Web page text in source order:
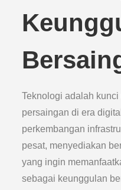
Teknologi adalah
persaingan di era
perkembangan
pesat, menyediakan
yang ingin
sebagai keunggulan